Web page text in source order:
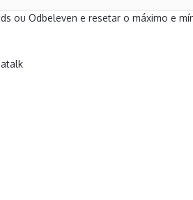
ou Odbeleven e resetar o máximo e